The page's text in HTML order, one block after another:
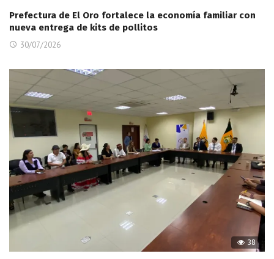
Prefectura de El Oro fortalece la economía familiar con
nueva entrega de kits de pollitos
30/07/2026
38